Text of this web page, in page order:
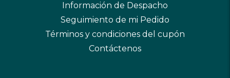
Información de Despacho
Seguimiento de mi Pedido
Términos y condiciones del cupón
Contáctenos